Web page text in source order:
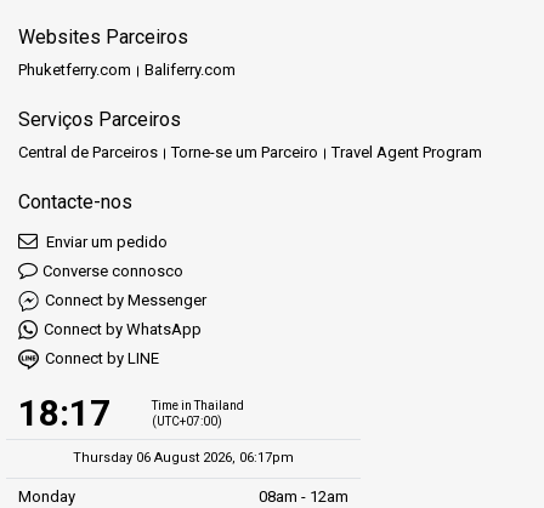
Websites Parceiros
Phuketferry.com Baliferry.com
Serviços Parceiros
Central de Parceiros Torne-se um Parceiro Travel Agent Program
Contacte-nos
Enviar um pedido
Converse connosco
Connect by Messenger
Connect by WhatsApp
Connect by LINE
18:17
Time in Thailand
(UTC+07:00)
Thursday 06 August 2026, 06:17pm
Monday
08am - 12am